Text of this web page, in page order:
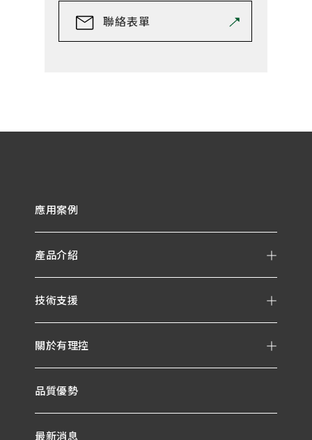
聯絡表單
應用案例
產品介紹
技術支援
關於有理控
品質優勢
最新消息